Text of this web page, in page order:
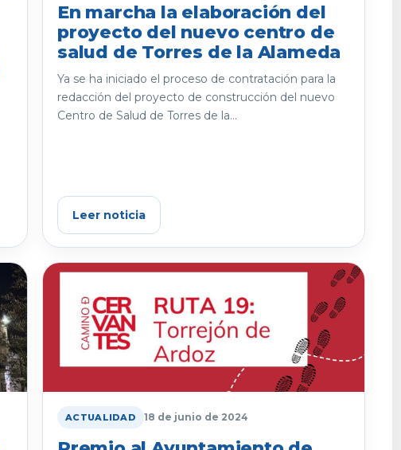
En marcha la elaboración del
proyecto del nuevo centro de
salud de Torres de la Alameda
Ya se ha iniciado el proceso de contratación para la
redacción del proyecto de construcción del nuevo
Centro de Salud de Torres de la...
Leer noticia
ACTUALIDAD 18 de junio de 2024